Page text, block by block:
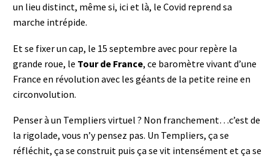
un lieu distinct, même si, ici et là, le Covid reprend sa
marche intrépide.
Et se fixer un cap, le 15 septembre avec pour repère la
grande roue, le Tour de France, ce baromètre vivant d’une
France en révolution avec les géants de la petite reine en
circonvolution.
Penser à un Templiers virtuel ? Non franchement…c’est de
la rigolade, vous n’y pensez pas. Un Templiers, ça se
réfléchit, ça se construit puis ça se vit intensément et ça se